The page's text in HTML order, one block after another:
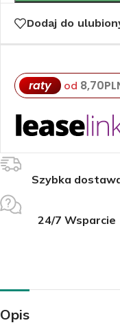
Dodaj do
raty od 8,70
Szybka
24/7 Wsparcie
Opis